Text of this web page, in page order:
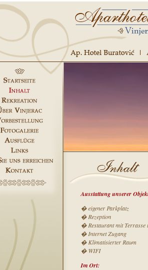
Ausstattung unserer
� eigener Parkplatz
� Rezeption
� Restaurant mit
� Internet Zugang
� Klimatisierter Raum
� WIFI
Im Ort: